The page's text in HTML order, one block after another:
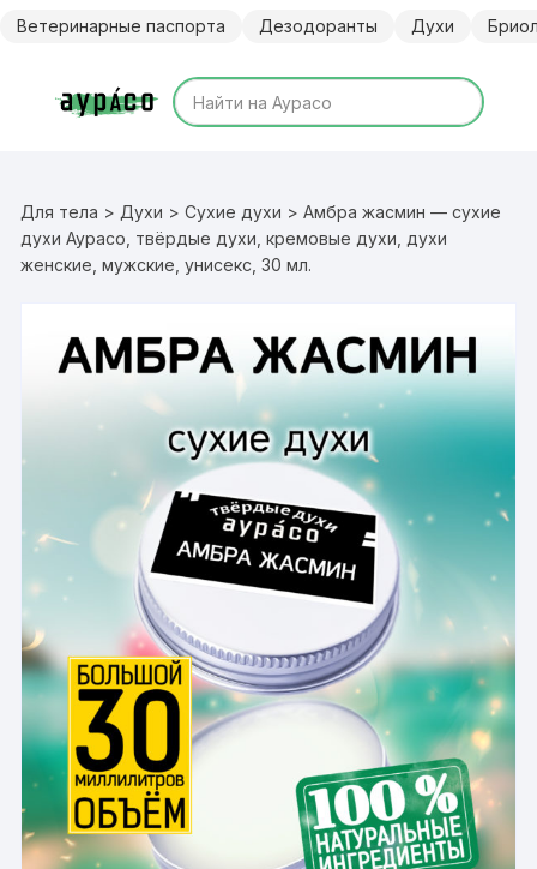
Ветеринарные паспорта Дезодоранты Духи
Для тела > Духи >Сухие духи > Амбра жасмин — сухие
духи Аурасо, твёрдые духи, кремовые духи, духи
женские, мужские, унисекс, 30 мл.